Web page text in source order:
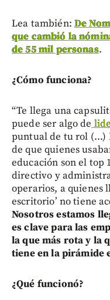
Lea también: De
que cambió la
de 55 mil personas.
¿Cómo funciona?
“Te llega una
puede ser algo de
puntual de tu rol (...)
de que quienes
educación son el top
directivo y
operarios, a quienes
escritorio’ no tiene
Nosotros estamos
es clave para las
la que más rota y la
tiene en la pirámide
¿Qué funcionó?